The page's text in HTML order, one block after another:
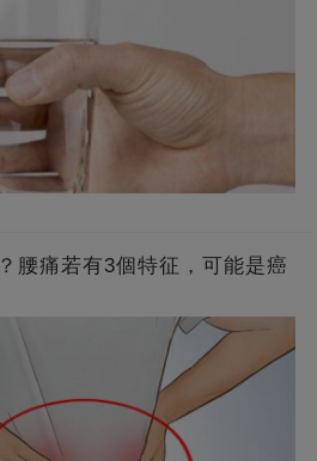
腰痛若有3個特征，可能是癌